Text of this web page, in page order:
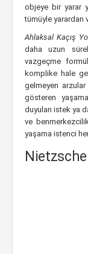
objeye bir yarar
tümüyle yarardan
Ahlaksal Kaçış
daha uzun
vazgeçme
komplike hale
gelmeyen
gösteren
duyulan istek ya
ve
yaşama istenci
Nietzsche